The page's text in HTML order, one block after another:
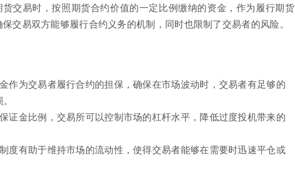
交易时，按照期货合约价值的一定比例缴纳的资金，作为履行期货
交易双方能够履行合约义务的机制，同时也限制了交易者的风险。
作为交易者履行合约的担保，确保在市场波动时，交易者有足够的
证金比例，交易所可以控制市场的杠杆水平，降低过度投机带来的
度有助于维持市场的流动性，使得交易者能够在需要时迅速平仓或